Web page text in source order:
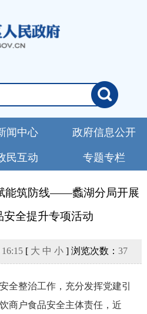
闻中心 政府信息公开
民互动 专题专栏
能筑防线——蠡湖分局开展
安全提升专项活动
[ 大 中 小] 浏览次数： 37
整治工作，充分发挥党建引
商户食品安全主体责任，近